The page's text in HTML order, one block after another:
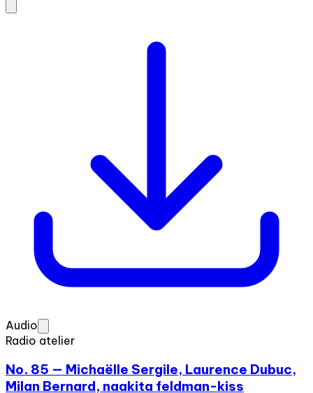
Audio
Radio atelier
No. 85 — Michaëlle Sergile, Laurence Dubuc,
Milan Bernard, naakita feldman-kiss